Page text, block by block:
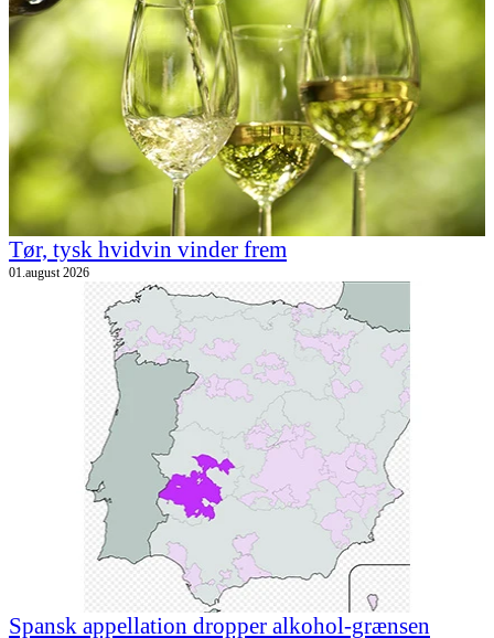
Tør, tysk hvidvin vinder frem
01.august 2026
Spansk appellation dropper alkohol-grænsen